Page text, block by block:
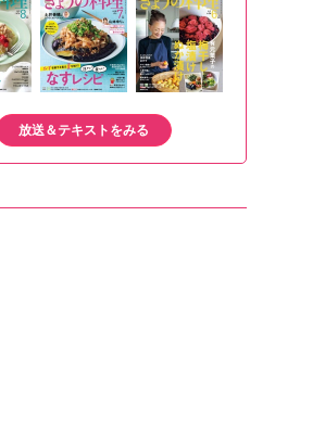
放送＆テキストをみる